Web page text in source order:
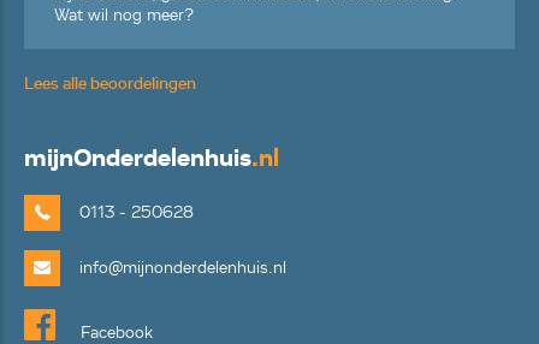
Wat wil nog meer?
Lees alle beoordelingen
mijnOnderdelenhuis.nl
0113 - 250628
info@mijnonderdelenhuis.nl
Facebook